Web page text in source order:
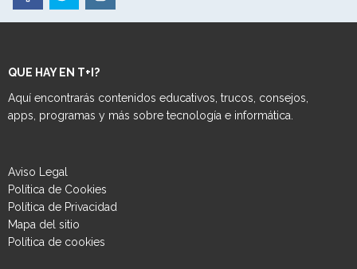
QUE HAY EN T+I?
Aquí encontrarás contenidos educativos, trucos, consejos,
apps, programas y más sobre tecnología e informática.
Aviso Legal
Política de Cookies
Política de Privacidad
Mapa del sitio
Política de cookies